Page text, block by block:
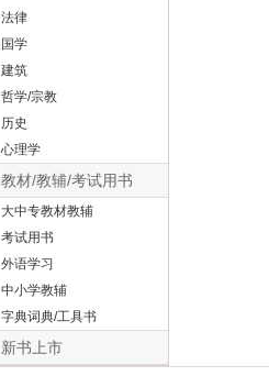
法律
国学
建筑
哲学/宗教
历史
心理学
教材/教辅/考试用书
大中专教材教辅
考试用书
外语学习
中小学教辅
字典词典/工具书
新书上市